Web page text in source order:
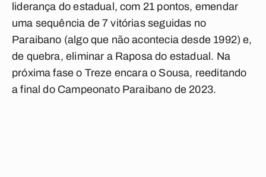
liderança do estadual, com 21 pontos, emendar
uma sequência de 7 vitórias seguidas no
Paraibano (algo que não acontecia desde 1992) e,
de quebra, eliminar a Raposa do estadual. Na
próxima fase o Treze encara o Sousa, reeditando
a final do Campeonato Paraibano de 2023.